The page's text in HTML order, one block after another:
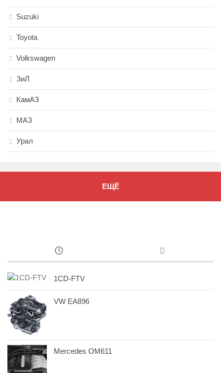
Suzuki
Toyota
Volkswagen
ЗиЛ
КамАЗ
МАЗ
Урал
ЕЩЁ
1CD-FTV
VW EA896
Mercedes OM611